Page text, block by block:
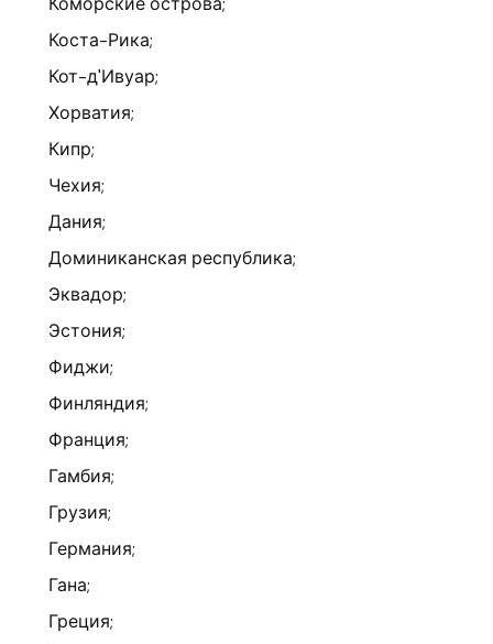
Коста-Рика;
Кот-д'Ивуар;
Хорватия;
Кипр;
Чехия;
Дания;
Доминиканская республика;
Эквадор;
Эстония;
Фиджи;
Финляндия;
Франция;
Гамбия;
Грузия;
Германия;
Гана;
Греция;